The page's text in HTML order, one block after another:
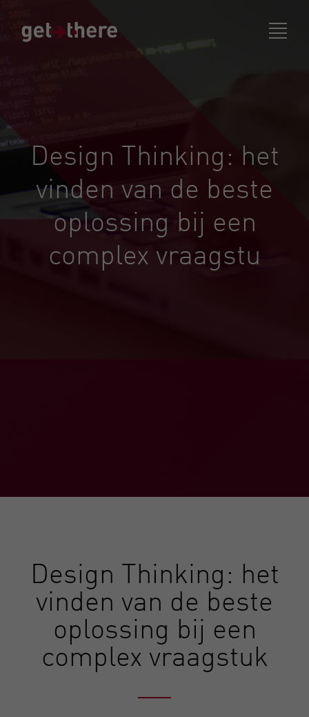
Design Thinking: het
vinden van de beste
oplossing bij een
complex vraagstuk
Design Thinking: het
vinden van de beste
oplossing bij een
complex vraagstuk